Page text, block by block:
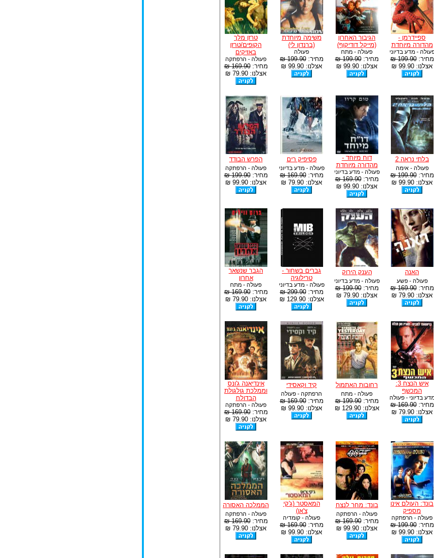
ספיידרמן -
מהדורה מיוחדת
- מדע בדיוני
מחיר:199.90 ₪
אצלנו: 99.90 ₪
הגיבור האחרון
(מייקל דודיקוף)
פעולה - מתח
מחיר:199.90 ₪
אצלנו: 99.90 ₪
משימה מיוחדת
(ברנדון לי)
פעולה
מחיר:199.90 ₪
אצלנו: 99.90 ₪
טרזן מלך
הקופים/טרזן
באזיקים
פעולה - הרפתקה
מחיר:169.90 ₪
אצלנו: 79.90 ₪
בלתי נראה 2
פעולה - אימה
מחיר:199.90 ₪
אצלנו: 99.90 ₪
דוח מיוחד -
מהדורה מיוחדת
פעולה - מדע בדיוני
מחיר:169.90 ₪
אצלנו: 99.90 ₪
פסיפיק רים
פעולה - מדע בדיוני
מחיר:169.90 ₪
אצלנו: 79.90 ₪
הפרש הבודד
פעולה - הרפתקה
מחיר:199.90 ₪
אצלנו: 99.90 ₪
האנה
פעולה - פשע
מחיר:169.90 ₪
אצלנו: 79.90 ₪
הענק הירוק
פעולה - מדע בדיוני
מחיר:199.90 ₪
אצלנו: 79.90 ₪
גברים בשחור -
טרילוגיה
פעולה - מדע בדיוני
מחיר:299.90 ₪
אצלנו: 129.90 ₪
הגבר שנשאר
אחרון
פעולה - מתח
מחיר:169.90 ₪
אצלנו: 79.90 ₪
איש הנצח 3:
המכשף
בדיוני - פעולה
מחיר:169.90 ₪
אצלנו: 79.90 ₪
רחובות האתמול
פעולה - מתח
מחיר:199.90 ₪
אצלנו: 129.90 ₪
קיד וקאסידי
הרפתקה - פעולה
מחיר:169.90 ₪
אצלנו: 99.90 ₪
אינדיאנה ג'ונס
וממלכת גולגולת
הבדולח
פעולה - הרפתקה
מחיר:169.90 ₪
אצלנו: 79.90 ₪
בונד: העולם אינו
מספיק
פעולה - הרפתקה
מחיר:199.90 ₪
אצלנו: 99.90 ₪
בונד: מחר לנצח
פעולה - הרפתקה
מחיר:169.90 ₪
אצלנו: 99.90 ₪
המאסטר (ג'קי
צ'אן)
פעולה - קומדיה
מחיר:169.90 ₪
אצלנו: 99.90 ₪
הממלכה האסורה
פעולה - הרפתקה
מחיר:169.90 ₪
אצלנו: 79.90 ₪